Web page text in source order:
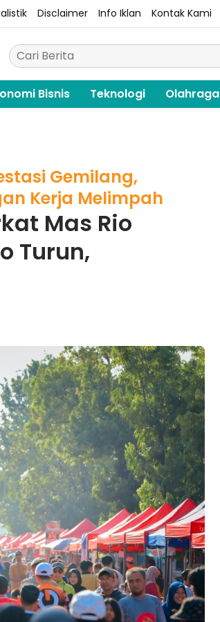
Disclaimer Info Iklan Kontak Kami
Bisnis Teknologi Olahraga
Gemilang,
Kerja Melimpah
Mas Rio
Turun,